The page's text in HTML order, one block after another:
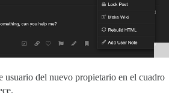
usuario del nuevo propietario en el cuadro